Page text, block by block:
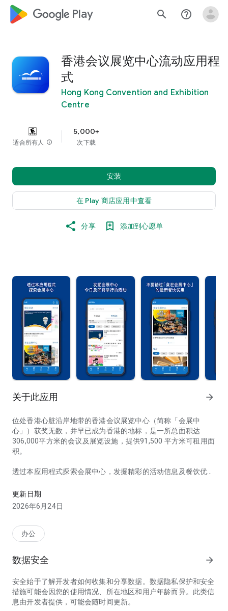
google_logo Play search help_outline
香港会议展览中心流动应用程
式
Hong Kong Convention and Exhibition
Centre
适合所有人 info
5,000+
次下载
安装
在 Play 商店应用中查看
分享 添加到心愿单
关于此应用 arrow_forward
位处香港心脏沿岸地带的香港会议展览中心（简称「会展中
心」）获奖无数，并早已成为香港的地标，是一所总面积达
306,000平方米的会议及展览设施，提供91,500 平方米可租用面
积。
透过本应用程式探索会展中心，发掘精彩的活动信息及餐饮优
主要功能：
开启「定位服务」功能，可实时查看会展中心今日活动信息。
- 一览会展中心的餐饮选择，发掘各类美馔佳肴。不要错过「食
- 网上餐厅订座、遥距取号及外卖自取订餐服务。
- 管理会展FUN分赏计划会员账户，于会展中心餐厅消费赚取会
展FUN分，查阅及兑换会员尊享礼遇。
- 开启「通知」功能以获取会展中心的实时活动及场地信息，以
更新日期
2026年6月24日
办公
数据安全 arrow_forward
安全始于了解开发者如何收集和分享数据。数据隐私保护和安全
措施可能会因您的使用情况、所在地区和用户年龄而异。此类信
息由开发者提供，可能会随时间更新。